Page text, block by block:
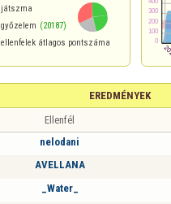
játszma
győzelem (20187)
ellenfelek átlagos pontszáma
EREDMÉNYEK
Ellenfél
nelodani
AVELLANA
_Water_